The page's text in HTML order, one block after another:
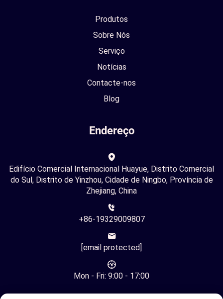
Produtos
Sobre Nós
Serviço
Notícias
Contacte-nos
Blog
Endereço
Edifício Comercial Internacional Huayue, Distrito Comercial
do Sul, Distrito de Yinzhou, Cidade de Ningbo, Província de
Zhejiang, China
+86-19329009807
[email protected]
Mon - Fri: 9:00 - 17:00